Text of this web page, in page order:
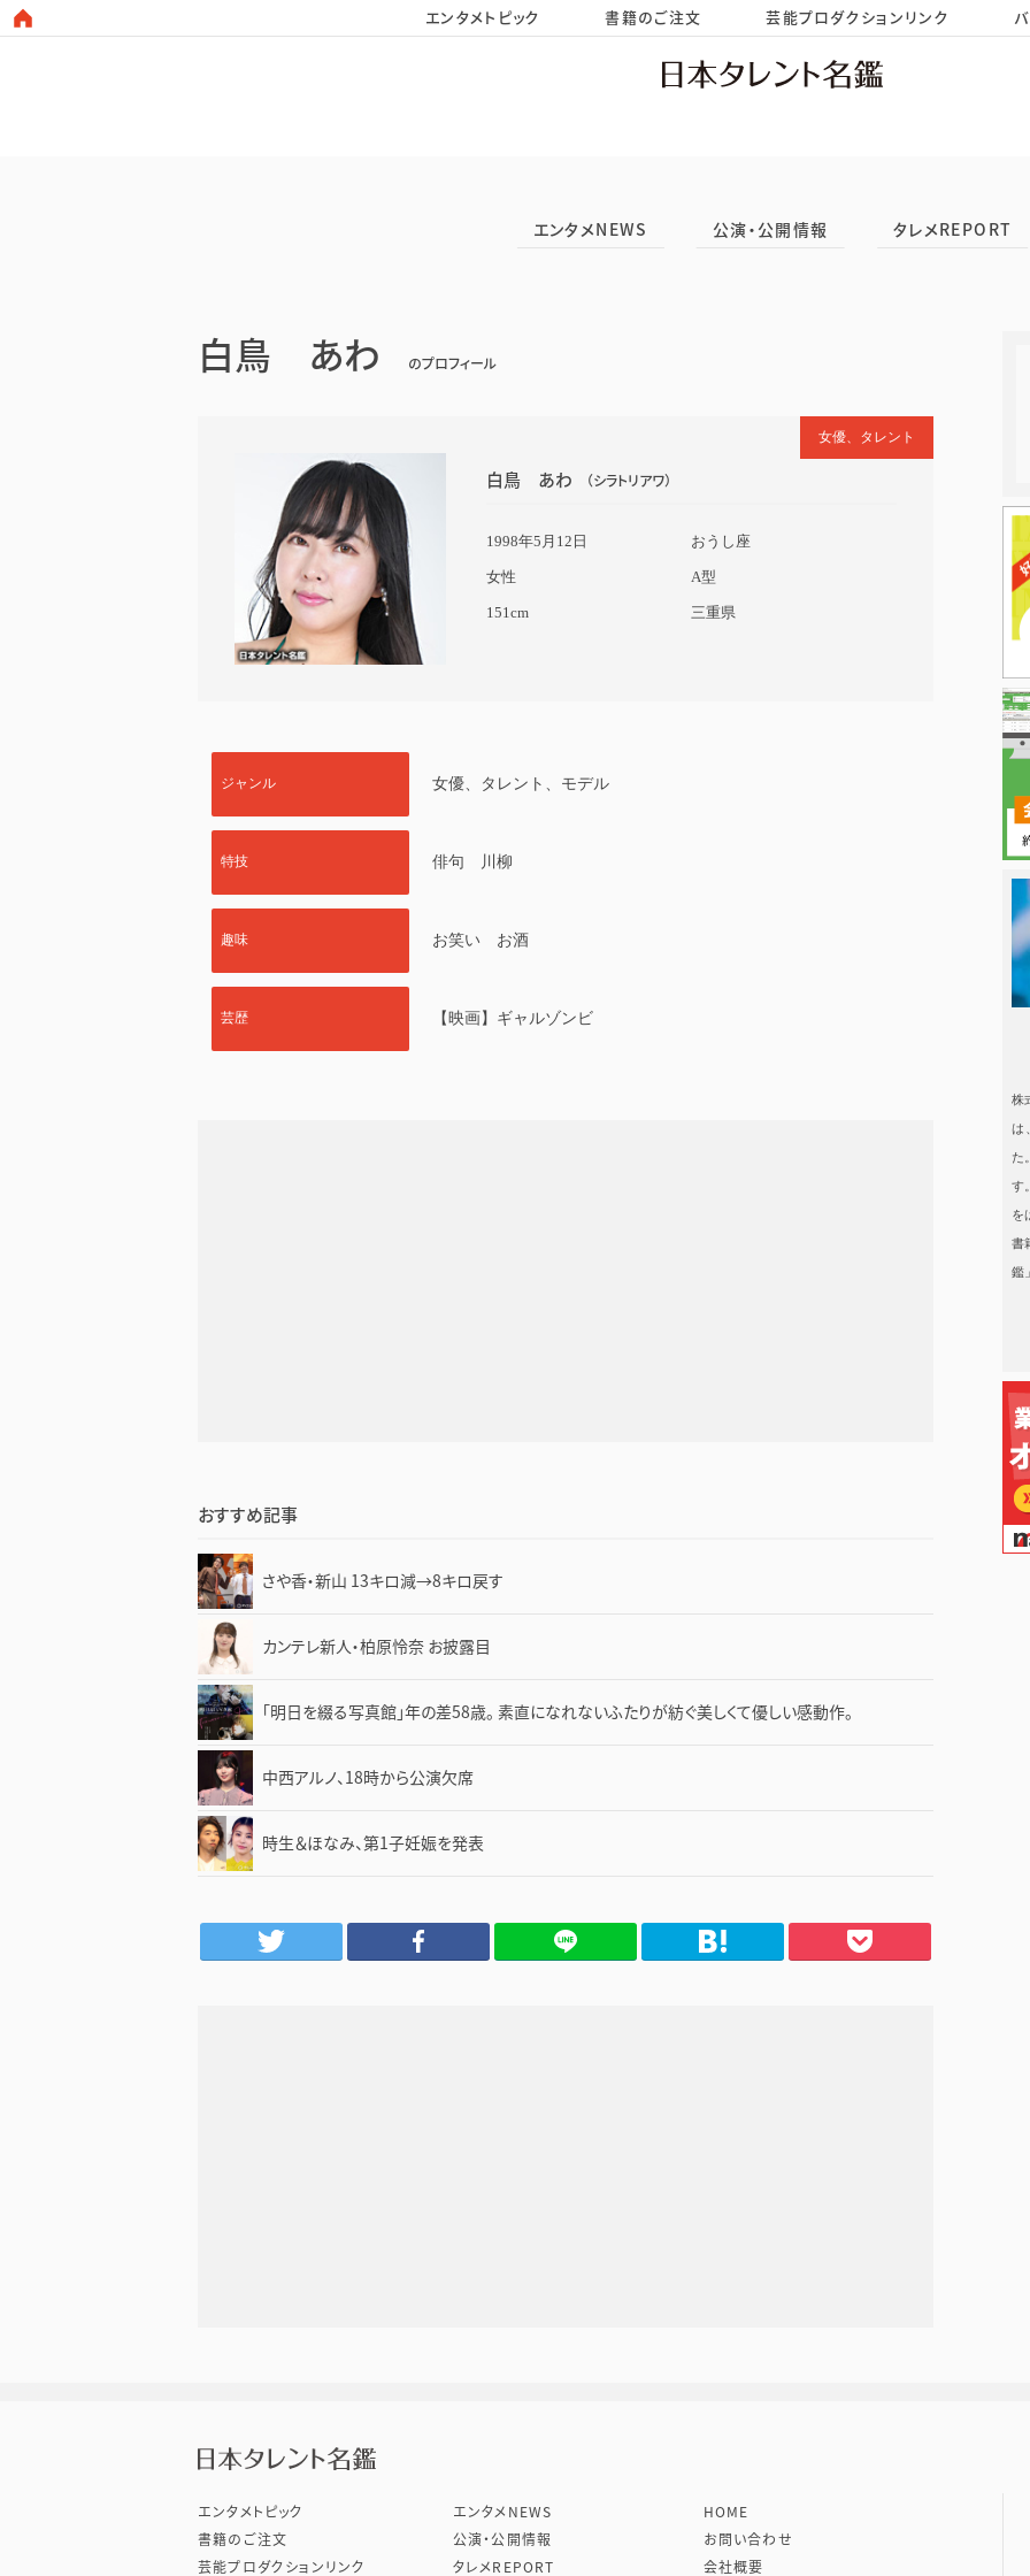
HOME お問い合わせ
エンタメトピック 書籍のご注文 芸能プロダクションリンク
エンタメNEWS 公演・公開情報 タレメREPORT
白鳥 あわ のプロフィール
女優、タレント
白鳥 あわ （シラトリアワ）
1998年5月12日 おうし座
女性 A型
151cm 三重県
ジャンル 女優、タレント、モデル
特技 俳句 川柳
趣味 お笑い お酒
芸歴 【映画】ギャルゾンビ
おすすめ記事
さや香・新山 13キロ減→8キロ戻す
カンテレ新人・柏原怜奈 お披露目
「明日を綴る写真館」年の差58歳。 素直になれないふたりが紡ぐ美しくて優しい感動作。
中西アルノ、18時から公演欠席
時生＆ほなみ、第1子妊娠を発表
Facebook
日本タレント
株
は
た
す
を
書
鑑
エンタメトピック
書籍のご注文
芸能プロダクションリンク
エンタメNEWS
公演・公開情報
タレメREPORT
HOME
お問い合わせ
会社概要
株式会社 VIPタイムズ社